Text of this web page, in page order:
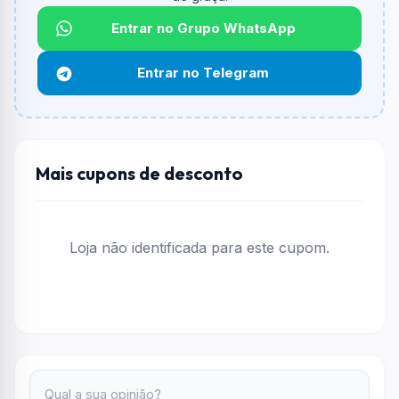
informado.
Qual é o desconto máximo?
Não informado ou sem limite.
Funciona em qualquer produto?
Não necessariamente. Depende de itens participantes
Entrar no Grupo WhatsApp
Entrar no Telegram
Mais cupons de desconto
Loja não identificada para este cupom.